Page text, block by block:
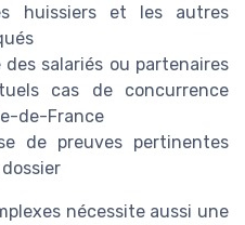
huissiers et les autres
salariés ou partenaires
cas de concurrence
de-France
de preuves pertinentes
nécessite aussi une